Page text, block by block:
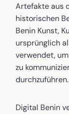
Artefakte aus
historischen
Benin Kunst,
ursprünglich
verwendet,
zu
durchzuführen.
Digital Benin